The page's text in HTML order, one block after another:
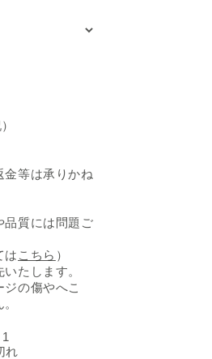
金等は承りかね
品質には問題ご
は こちら ）
たします。
の傷やへこ
量を減らす
れ